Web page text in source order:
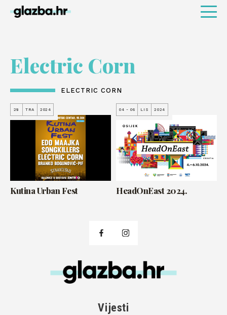
Electric Corn
ELECTRIC CORN
28 TRA 2024
Kutina Urban Fest
04 - 06 LIS 2024
HeadOnEast 2024.
Vijesti